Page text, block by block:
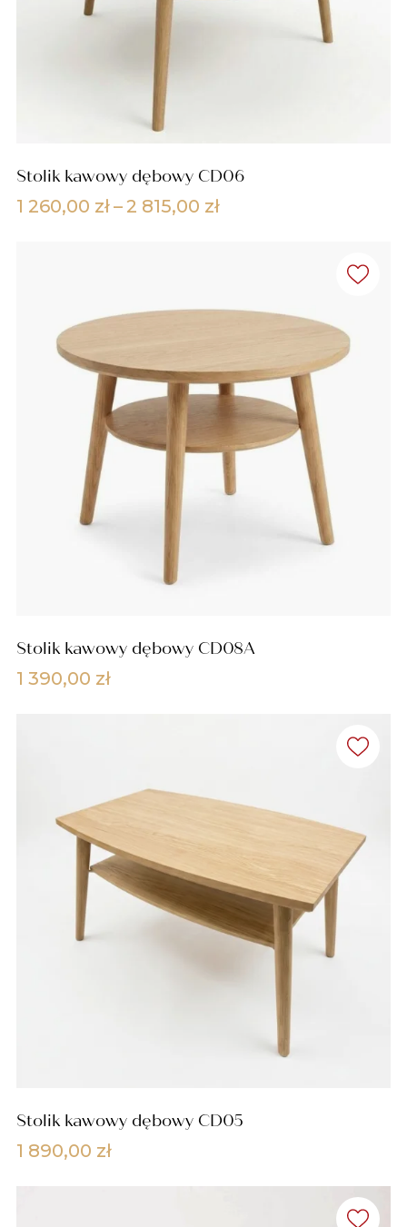
Stolik kawowy dębowy CD06
1 260,00 zł– 2 815,00 złZakres
260,00 zł
2
815,00 zł
Stolik kawowy dębowy CD08A
1 390,00 zł
Stolik kawowy dębowy CD05
1 890,00 zł